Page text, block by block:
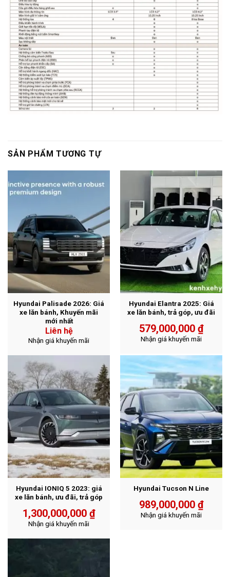
SẢN PHẨM TƯƠNG TỰ
Hyundai Palisade 2026: Giá
xe lăn bánh, Khuyến mãi
mới nhất
Liên hệ
Nhận giá khuyến mãi
Hyundai Elantra 2025: Giá
xe lăn bánh, trả góp, ưu đãi
579,000,000 ₫
Nhận giá khuyến mãi
Hyundai IONIQ 5 2023: giá
xe lăn bánh, ưu đãi, trả góp
1,300,000,000 ₫
Nhận giá khuyến mãi
Hyundai Tucson N Line
989,000,000 ₫
Nhận giá khuyến mãi